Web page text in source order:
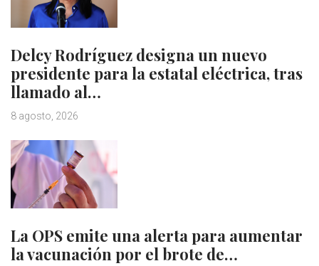
Delcy Rodríguez designa un nuevo
presidente para la estatal eléctrica, tras
llamado al…
8 agosto, 2026
La OPS emite una alerta para aumentar
la vacunación por el brote de…